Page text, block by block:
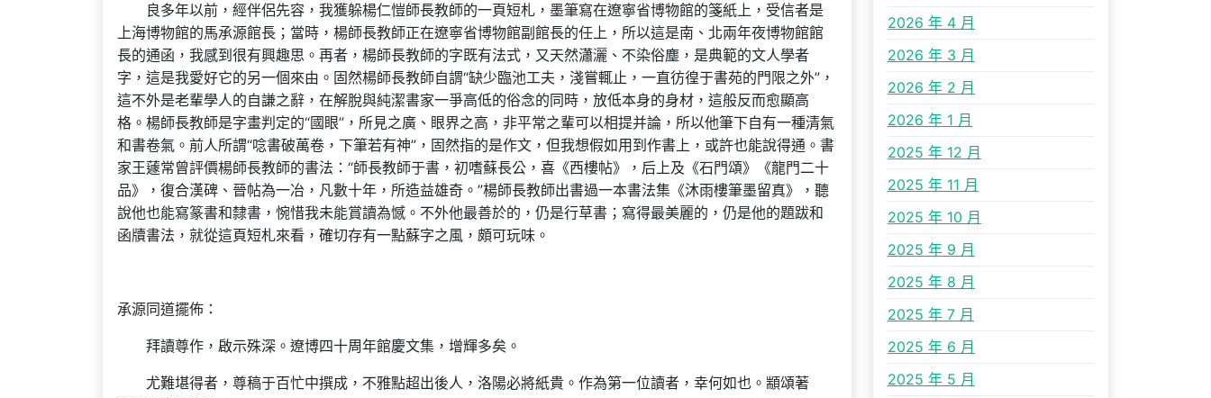
良多年以前，經伴侶先容，我獲躲楊仁愷師長教師的一頁短札，墨筆寫在遼寧省博物館的箋紙上，受信者是
上海博物館的馬承源館長；當時，楊師長教師正在遼寧省博物館副館長的任上，所以這是南、北兩年夜博物館館
長的通函，我感到很有興趣思。再者，楊師長教師的字既有法式，又天然瀟灑、不染俗塵，是典範的文人學者
字，這是我愛好它的另一個來由。固然楊師長教師自謂“缺少臨池工夫，淺嘗輒止，一直彷徨于書苑的門限之外”，
這不外是老輩學人的自謙之辭，在解脫與純潔書家一爭高低的俗念的同時，放低本身的身材，這般反而愈顯高
格。楊師長教師是字畫判定的“國眼”，所見之廣、眼界之高，非平常之輩可以相提并論，所以他筆下自有一種清氣
和書卷氣。前人所謂“唸書破萬卷，下筆若有神”，固然指的是作文，但我想假如用到作書上，或許也能說得通。書
家王蘧常曾評價楊師長教師的書法：“師長教師于書，初嗜蘇長公，喜《西樓帖》，后上及《石門頌》《龍門二十
品》，復合漢碑、晉帖為一冶，凡數十年，所造益雄奇。”楊師長教師出書過一本書法集《沐雨樓筆墨留真》，聽
說他也能寫篆書和隸書，惋惜我未能賞讀為憾。不外他最善於的，仍是行草書；寫得最美麗的，仍是他的題跋和
函牘書法，就從這頁短札來看，確切存有一點蘇字之風，頗可玩味。
承源同道擺佈：
拜讀尊作，啟示殊深。遼博四十周年館慶文集，增輝多矣。
尤難堪得者，尊稿于百忙中撰成，不雅點超出後人，洛陽必將紙貴。作為第一位讀者，幸何如也。顓頌著
2026 年 4 月
2026 年 3 月
2026 年 2 月
2026 年 1 月
2025 年 12 月
2025 年 11 月
2025 年 10 月
2025 年 9 月
2025 年 8 月
2025 年 7 月
2025 年 6 月
2025 年 5 月